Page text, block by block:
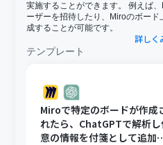
実施することができます。 例えば
ーザーを招待したり、Miroのボー
成することが可能です。
詳しく
テンプレート
Miroで特定のボードが作成
れたら、ChatGPTで解析
意の情報を付箋として追加